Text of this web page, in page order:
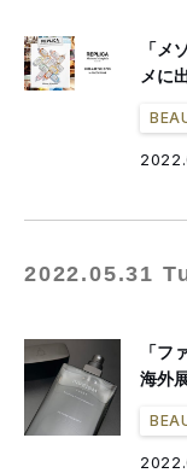
「メ
メに
2022.05.31
「フ
海外